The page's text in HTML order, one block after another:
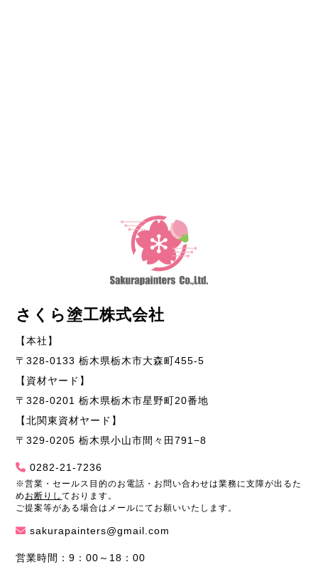
さくら塗工株式会社
【本社】
〒328-0133 栃木県栃木市大森町455-5
【資材ヤード】
〒328-0201 栃木県栃木市星野町20番地
【北関東資材ヤード】
〒329-0205 栃木県小山市間々田791−8
0282-21-7236
※営業・セールス目的のお電話・お問い合わせは業務に支障が出るた
め お断りしております。
ご提案等がある場合はメールにてお願いいたします。
sakurapainters@gmail.com
営業時間：9：00～18：00